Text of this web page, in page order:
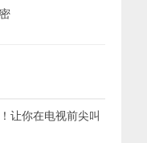
让你在电视前尖叫